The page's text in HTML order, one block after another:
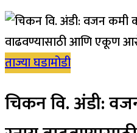
ताज्या घडामोडी
चिकन वि. अंडी: